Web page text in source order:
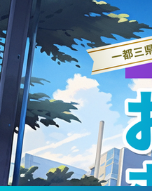
ANAホールディン
定を締結